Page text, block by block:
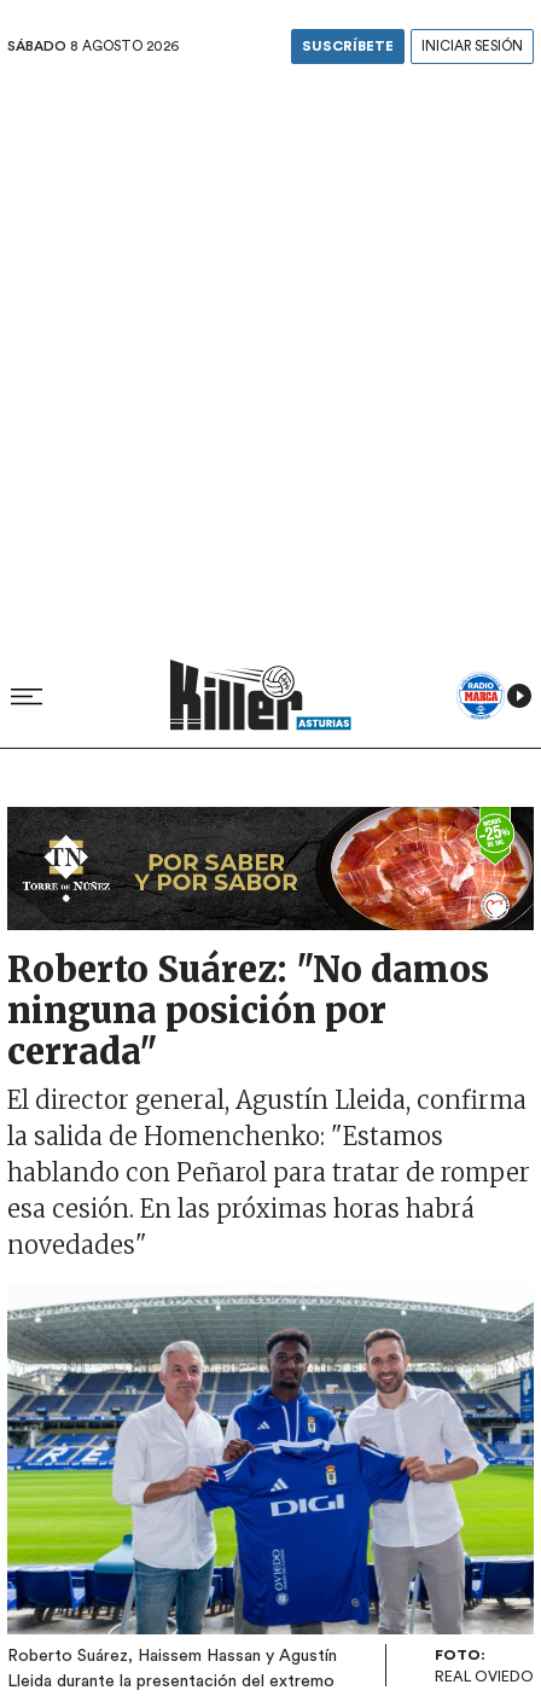
SÁBADO 8 AGOSTO 2026 SUSCRÍBETE INICIAR SESIÓN
Image
Roberto Suárez: "No damos
ninguna posición por
cerrada"
El director general, Agustín Lleida, confirma
la salida de Homenchenko: "Estamos
hablando con Peñarol para tratar de romper
esa cesión. En las próximas horas habrá
novedades"
Roberto Suárez, Haissem Hassan y Agustín
Lleida durante la presentación del extremo
FOTO:
REAL OVIEDO